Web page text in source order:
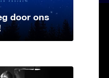
door ons